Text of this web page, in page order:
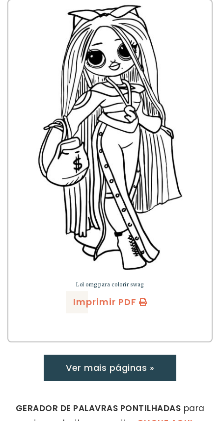
Lol omg para colorir swag
Imprimir PDF
Ver mais páginas »
GERADOR DE PALAVRAS PONTILHADAS para